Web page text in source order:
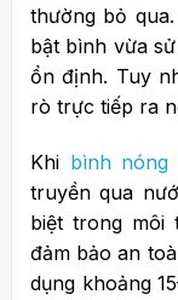
thường bỏ
bật bình vừa
ổn định. Tuy
rò trực tiếp ra
Khi bình
truyền qua
biệt trong
đảm bảo an
dụng khoảng